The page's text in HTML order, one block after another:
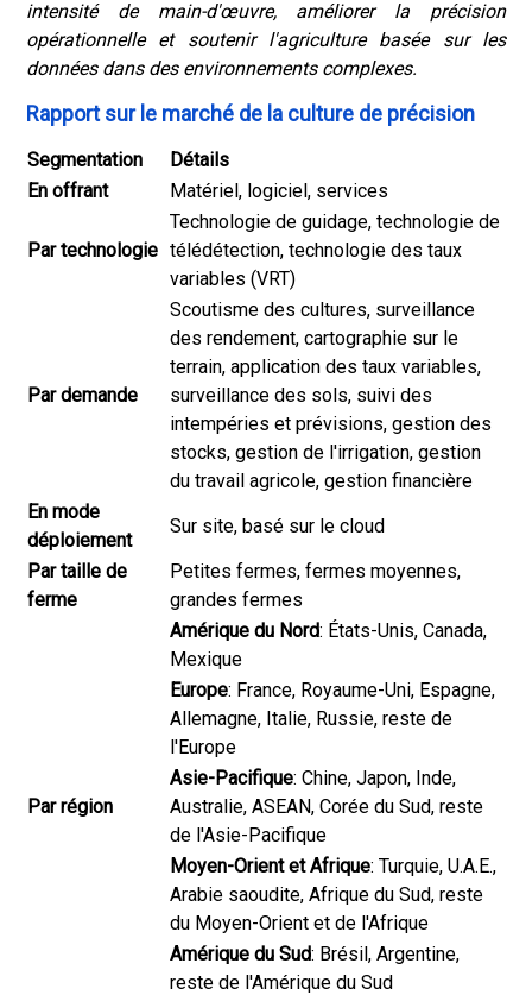
intensité de main-d'œuvre, améliorer la précision
opérationnelle et soutenir l'agriculture basée sur les
données dans des environnements complexes.
Rapport sur le marché de la culture de précision
Segmentation
Détails
En offrant
Matériel, logiciel, services
Par technologie
Technologie de guidage, technologie de
télédétection, technologie des taux
variables (VRT)
Par demande
Scoutisme des cultures, surveillance
des rendement, cartographie sur le
terrain, application des taux variables,
surveillance des sols, suivi des
intempéries et prévisions, gestion des
stocks, gestion de l'irrigation, gestion
du travail agricole, gestion financière
En mode
déploiement
Sur site, basé sur le cloud
Par taille de
ferme
Petites fermes, fermes moyennes,
grandes fermes
Par région
Amérique du Nord: États-Unis, Canada,
Mexique
Europe: France, Royaume-Uni, Espagne,
Allemagne, Italie, Russie, reste de
l'Europe
Asie-Pacifique: Chine, Japon, Inde,
Australie, ASEAN, Corée du Sud, reste
de l'Asie-Pacifique
Moyen-Orient et Afrique: Turquie, U.A.E.,
Arabie saoudite, Afrique du Sud, reste
du Moyen-Orient et de l'Afrique
Amérique du Sud: Brésil, Argentine,
reste de l'Amérique du Sud